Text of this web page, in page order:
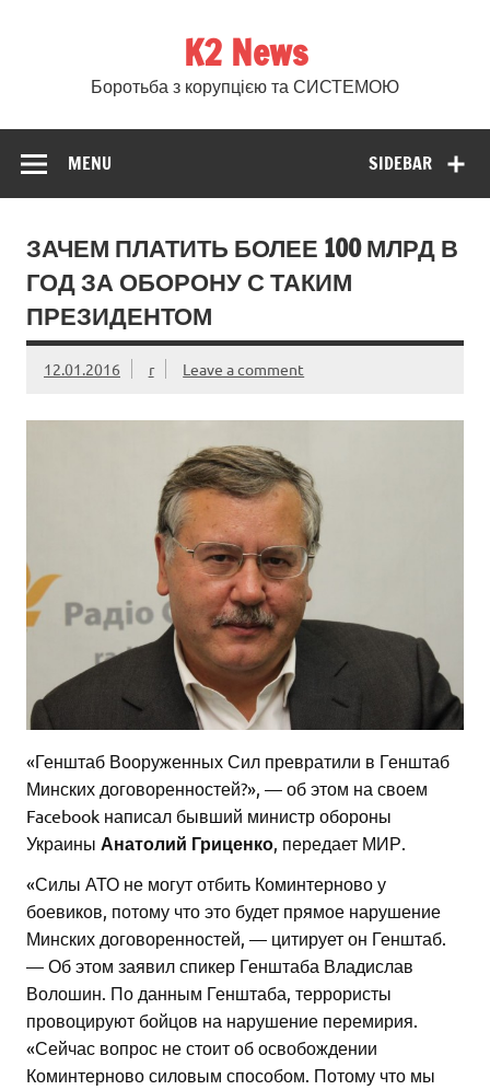
K2 News
Боротьба з корупцією та СИСТЕМОЮ
SIDEBAR
MENU
ЗАЧЕМ ПЛАТИТЬ БОЛЕЕ 100 МЛРД В
ГОД ЗА ОБОРОНУ С ТАКИМ
ПРЕЗИДЕНТОМ
12.01.2016 r Leave a comment
«Генштаб Вооруженных Сил превратили в Генштаб
Минских договоренностей?», — об этом на своем
Facebook написал бывший министр обороны
Украины Анатолий Гриценко, передает МИР.
«Силы АТО не могут отбить Коминтерново у
боевиков, потому что это будет прямое нарушение
Минских договоренностей, — цитирует он Генштаб.
— Об этом заявил спикер Генштаба Владислав
Волошин. По данным Генштаба, террористы
провоцируют бойцов на нарушение перемирия.
«Сейчас вопрос не стоит об освобождении
Коминтерново силовым способом. Потому что мы